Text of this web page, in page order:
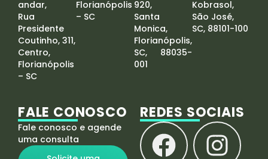
FALE CONOSCO
Fale conosco e agende
uma consulta
REDES SOCIAIS
Kobrasol,
São José,
SC, 88101-100
920,
Santa
Monica,
Florianópolis,
SC, 88035-
001
Florianópolis
– SC
andar,
Rua
Presidente
Coutinho, 311,
Centro,
Florianópolis
– SC